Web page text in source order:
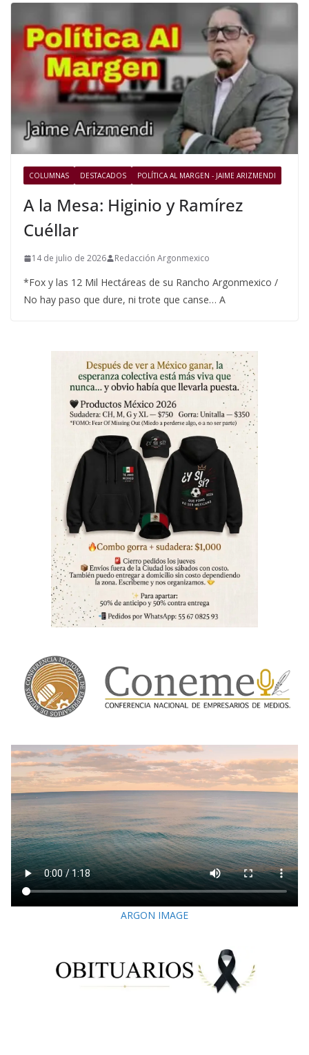
COLUMNAS DESTACADOS POLÍTICA AL MARGEN - JAIME ARIZMENDI
A la Mesa: Higinio y Ramírez
Cuéllar
14 de julio de 2026 Redacción Argonmexico
*Fox y las 12 Mil Hectáreas de su Rancho Argonmexico /
No hay paso que dure, ni trote que canse… A
ARGON IMAGE